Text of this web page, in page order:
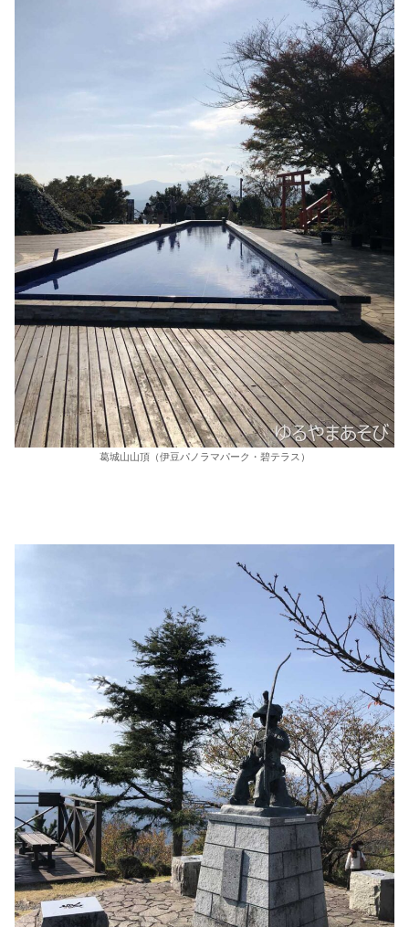
葛城山山頂（伊豆パノラマパーク・碧テラス）